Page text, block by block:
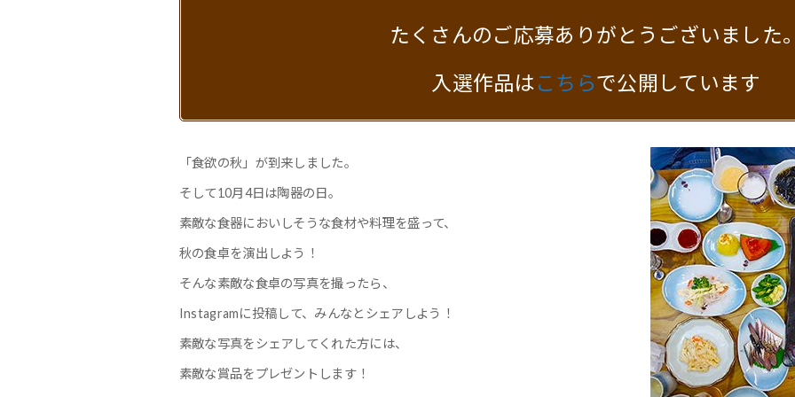
たくさんのご応募ありがとうございました
入選作品はこちらで公開しています
「食欲の秋」が到来しました。
そして10月4日は陶器の日。
素敵な食器においしそうな食材や料理を盛って、
秋の食卓を演出しよう！
そんな素敵な食卓の写真を撮ったら、
Instagramに投稿して、みんなとシェアしよう！
素敵な写真をシェアしてくれた方には、
素敵な賞品をプレゼントします！